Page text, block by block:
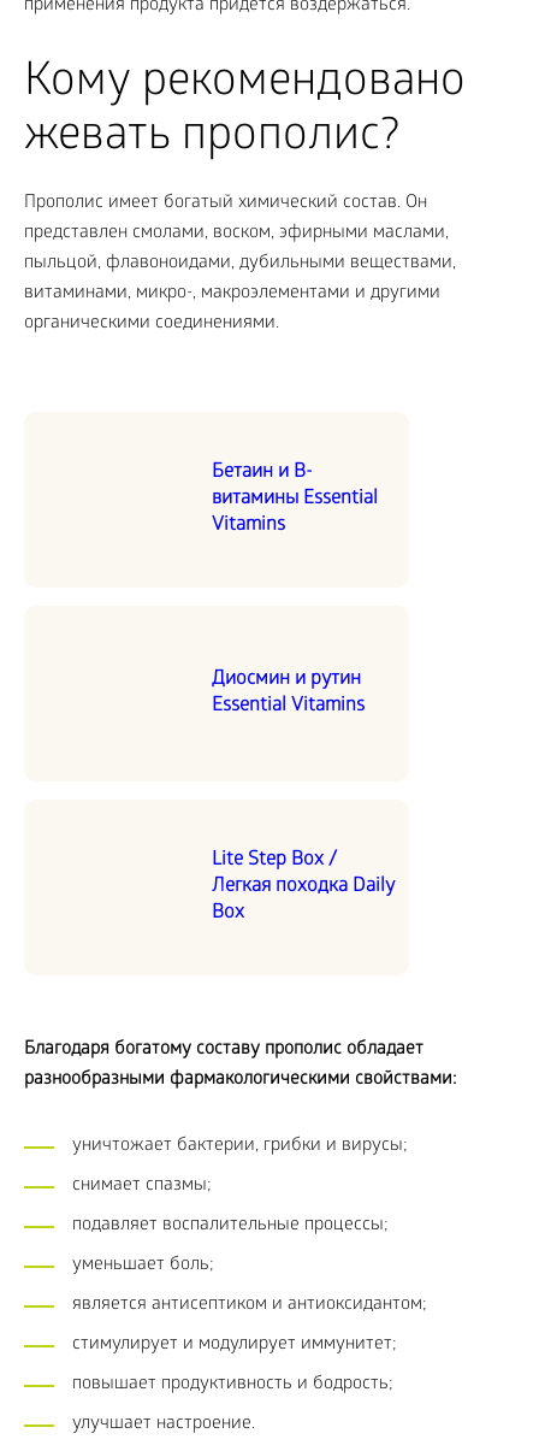
применения продукта придется воздержаться.
Кому рекомендовано
жевать прополис?
Прополис имеет богатый химический состав. Он
представлен смолами, воском, эфирными маслами,
пыльцой, флавоноидами, дубильными веществами,
витаминами, микро-, макроэлементами и другими
органическими соединениями.
Бетаин и В-
витамины Essential
Vitamins
Диосмин и рутин
Essential Vitamins
Lite Step Box /
Легкая походка Daily
Box
Благодаря богатому составу прополис обладает
разнообразными фармакологическими свойствами:
уничтожает бактерии, грибки и вирусы;
снимает спазмы;
подавляет воспалительные процессы;
уменьшает боль;
является антисептиком и антиоксидантом;
стимулирует и модулирует иммунитет;
повышает продуктивность и бодрость;
улучшает настроение.